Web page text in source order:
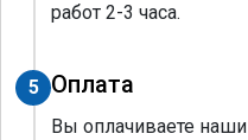
работ 2-3 часа.
5 Оплата
Вы оплачиваете